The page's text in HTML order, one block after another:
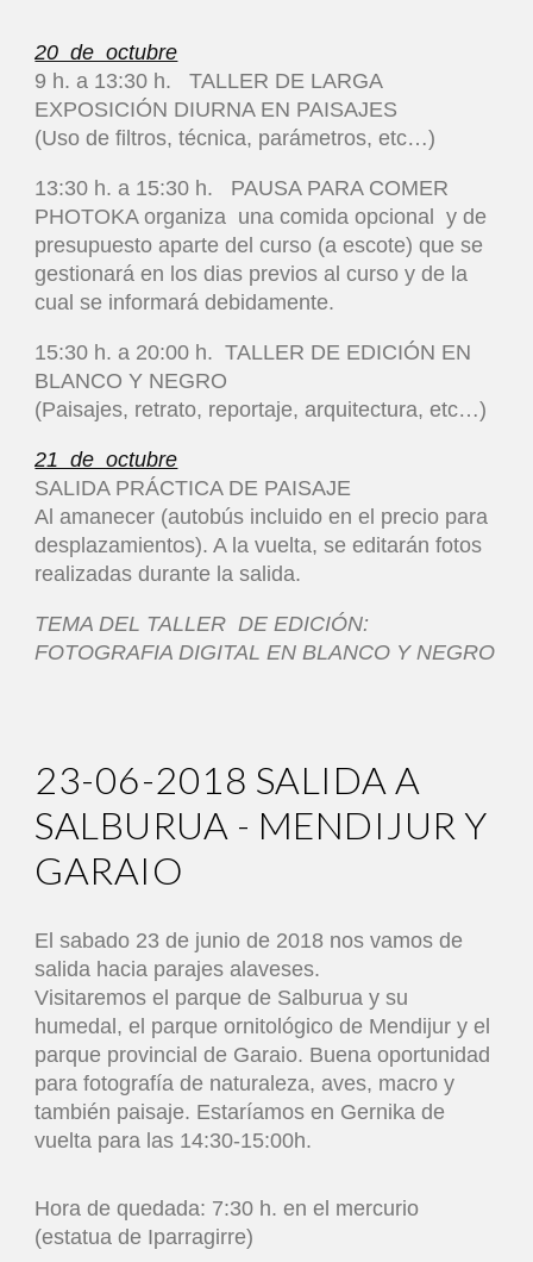
20 de octubre
9 h. a 13:30 h. TALLER DE LARGA
EXPOSICIÓN DIURNA EN PAISAJES
(Uso de filtros, técnica, parámetros, etc…)
13:30 h. a 15:30 h. PAUSA PARA COMER
PHOTOKA organiza una comida opcional y de
presupuesto aparte del curso (a escote) que se
gestionará en los dias previos al curso y de la
cual se informará debidamente.
15:30 h. a 20:00 h. TALLER DE EDICIÓN EN
BLANCO Y NEGRO
(Paisajes, retrato, reportaje, arquitectura, etc…)
21 de octubre
SALIDA PRÁCTICA DE PAISAJE
Al amanecer (autobús incluido en el precio para
desplazamientos). A la vuelta, se editarán fotos
realizadas durante la salida.
TEMA DEL TALLER DE EDICIÓN:
FOTOGRAFIA DIGITAL EN BLANCO Y NEGRO
23-06-2018 SALIDA A
SALBURUA - MENDIJUR Y
GARAIO
El sabado 23 de junio de 2018 nos vamos de
salida hacia parajes alaveses.
Visitaremos el parque de Salburua y su
humedal, el parque ornitológico de Mendijur y el
parque provincial de Garaio. Buena oportunidad
para fotografía de naturaleza, aves, macro y
también paisaje. Estaríamos en Gernika de
vuelta para las 14:30-15:00h.
Hora de quedada: 7:30 h. en el mercurio
(estatua de Iparragirre)